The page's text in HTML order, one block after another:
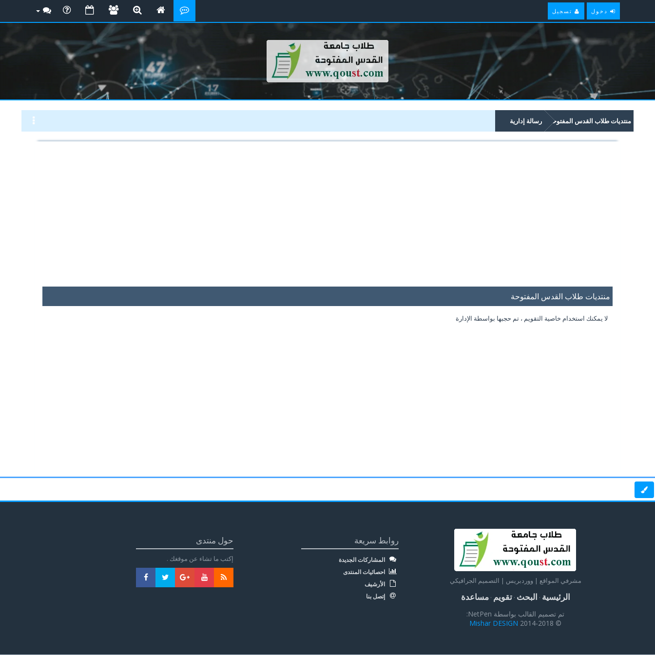
دخول تسجيل
منتديات طلاب القدس المفتوحة رسالة إدارية
منتديات طلاب القدس المفتوحة
لا يمكنك استخدام خاصية التقويم ، تم حجبها بواسطة الإدارة
مشرفي المواقع | ووردبريس | التصميم الجرافيكي
الرئيسية · البحث ·تقويم ·مساعدة
تم تصميم القالب بواسطة NetPen:
© 2014-2018
روابط سريعة
المشاركات الجديدة
احصائيات المنتدى
الأرشيف
إتصل بنا
حول منتدى
إكتب ما تشاء عن موقغك .